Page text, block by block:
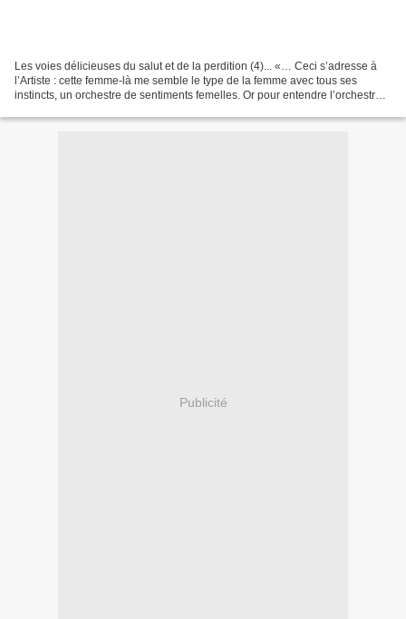
Les voies délicieuses du salut et de la perdition (4)... «… Ceci s’adresse à
l’Artiste : cette femme-là me semble le type de la femme avec tous ses
instincts, un orchestre de sentiments femelles. Or pour entendre l’orchestre
Publicité